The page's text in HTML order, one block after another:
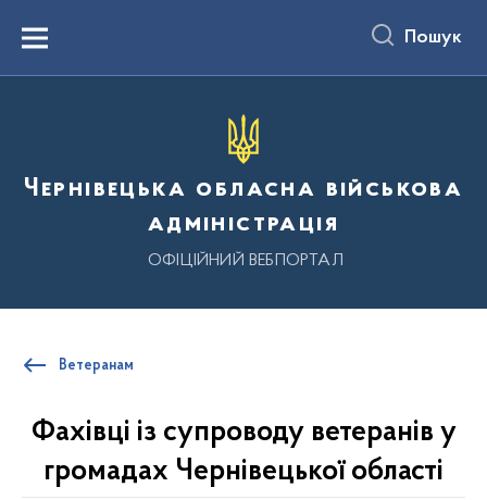
вмістуMenu Пошук
Чернівецька обласна військова
адміністрація
ОФІЦІЙНИЙ ВЕБПОРТАЛ
Ветеранам
Фахівці із супроводу ветеранів у
громадах Чернівецької області